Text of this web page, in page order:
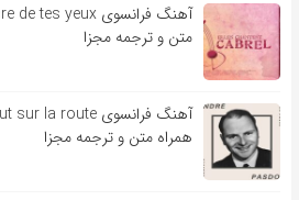
متن و ترجمه مجزا
همراه متن و ترجمه مجزا